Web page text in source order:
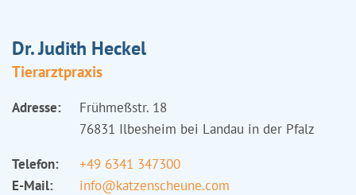
Dr. Judith Heckel
Tierarztpraxis
Adresse:
Frühmeßstr. 18
76831 Ilbesheim bei Landau in der Pfalz
Telefon:
+49 6341 347300
E-Mail:
info@katzenscheune.com